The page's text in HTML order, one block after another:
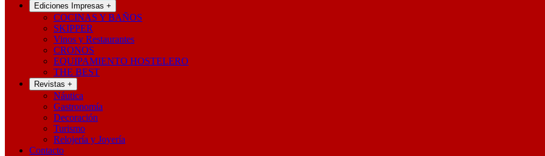
Ediciones Impresas +
COCINAS Y BAÑOS
SKIPPER
Vinos y Restaurantes
CRONOS
EQUIPAMIENTO HOSTELERO
THE BEST
Revistas +
Náutica
Gastronomía
Decoración
Turismo
Relojería y Joyería
Contacto